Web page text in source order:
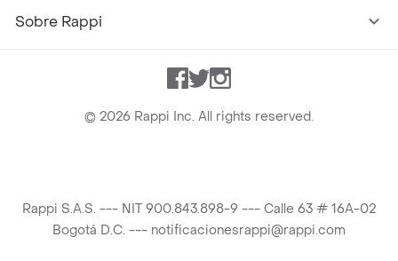
Sobre Rappi
Facebook
TwitterInstagram
© 2026 Rappi Inc. All rights reserved.
Rappi S.A.S. --- NIT 900.843.898-9 --- Calle 63 # 16A-02
Bogotá D.C. --- notificacionesrappi@rappi.com